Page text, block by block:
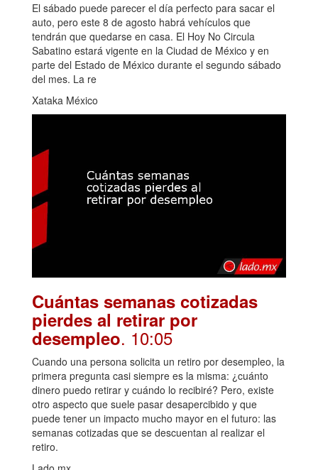
El sábado puede parecer el día perfecto para sacar el
auto, pero este 8 de agosto habrá vehículos que
tendrán que quedarse en casa. El Hoy No Circula
Sabatino estará vigente en la Ciudad de México y en
parte del Estado de México durante el segundo sábado
del mes. La re
Xataka México
Cuántas semanas cotizadas
pierdes al retirar por
desempleo. 10:05
Cuando una persona solicita un retiro por desempleo, la
primera pregunta casi siempre es la misma: ¿cuánto
dinero puedo retirar y cuándo lo recibiré? Pero, existe
otro aspecto que suele pasar desapercibido y que
puede tener un impacto mucho mayor en el futuro: las
semanas cotizadas que se descuentan al realizar el
retiro.